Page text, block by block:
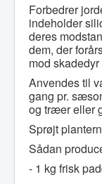
Forbedrer
indeholder
deres
dem, der
mod
Anvendes til
gang pr.
og træer eller
Sprøjt
Sådan
- 1 kg frisk